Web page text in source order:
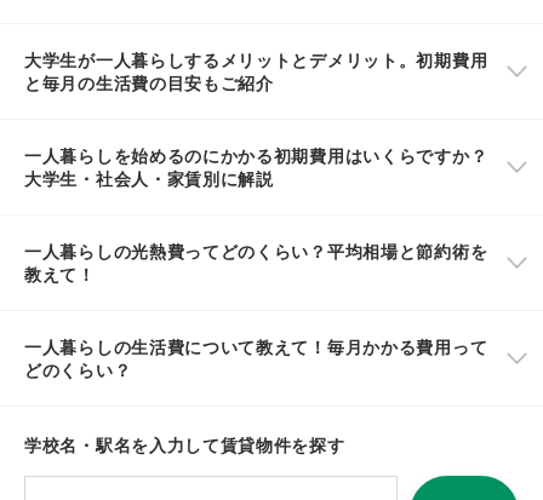
大学生が一人暮らしするメリットとデメリット。初期費用
と毎月の生活費の目安もご紹介
一人暮らしを始めるのにかかる初期費用はいくらですか？
大学生・社会人・家賃別に解説
一人暮らしの光熱費ってどのくらい？平均相場と節約術を
教えて！
一人暮らしの生活費について教えて！毎月かかる費用って
どのくらい？
学校名・駅名を入力して賃貸物件を探す